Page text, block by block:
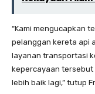
“Kami mengucapkan
pelanggan kereta api
layanan transportasi
kepercayaan tersebut
lebih baik lagi,” tutup